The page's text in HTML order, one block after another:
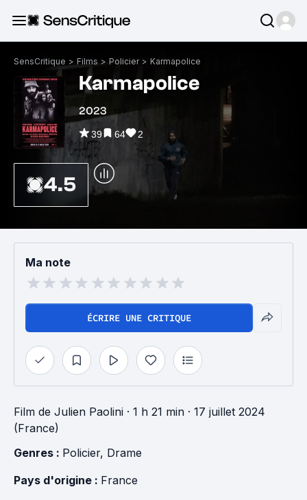
SensCritique > Films > Policier > Karmapolice
Karmapolice
2023
39 64 2
4.5
Ma note
ÉCRIRE UNE CRITIQUE
Film de Julien Paolini · 1 h 21 min · 17 juillet 2024
(France)
Genres : Policier, Drame
Pays d'origine : France